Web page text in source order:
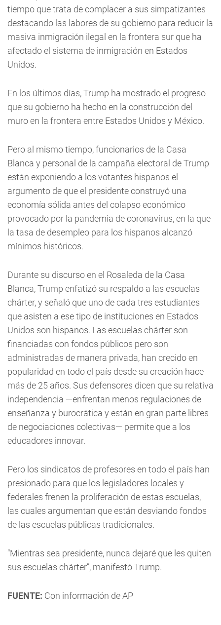
tiempo que trata de complacer a sus simpatizantes
destacando las labores de su gobierno para reducir la
masiva inmigración ilegal en la frontera sur que ha
afectado el sistema de inmigración en Estados
Unidos.
En los últimos días, Trump ha mostrado el progreso
que su gobierno ha hecho en la construcción del
muro en la frontera entre Estados Unidos y México.
Pero al mismo tiempo, funcionarios de la Casa
Blanca y personal de la campaña electoral de Trump
están exponiendo a los votantes hispanos el
argumento de que el presidente construyó una
economía sólida antes del colapso económico
provocado por la pandemia de coronavirus, en la que
la tasa de desempleo para los hispanos alcanzó
mínimos históricos.
Durante su discurso en el Rosaleda de la Casa
Blanca, Trump enfatizó su respaldo a las escuelas
chárter, y señaló que uno de cada tres estudiantes
que asisten a ese tipo de instituciones en Estados
Unidos son hispanos. Las escuelas chárter son
financiadas con fondos públicos pero son
administradas de manera privada, han crecido en
popularidad en todo el país desde su creación hace
más de 25 años. Sus defensores dicen que su relativa
independencia —enfrentan menos regulaciones de
enseñanza y burocrática y están en gran parte libres
de negociaciones colectivas— permite que a los
educadores innovar.
Pero los sindicatos de profesores en todo el país han
presionado para que los legisladores locales y
federales frenen la proliferación de estas escuelas,
las cuales argumentan que están desviando fondos
de las escuelas públicas tradicionales.
“Mientras sea presidente, nunca dejaré que les quiten
sus escuelas chárter”, manifestó Trump.
FUENTE: Con información de AP